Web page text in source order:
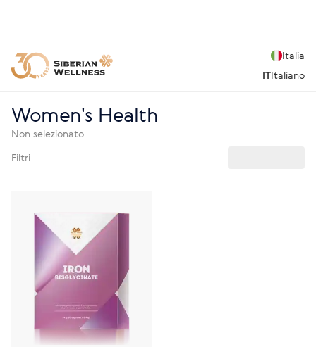
Italia
ITItaliano
Women's Health
Non selezionato
Filtri